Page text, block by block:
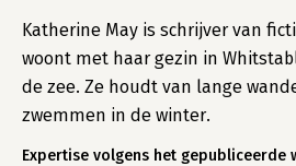
Katherine May is schrijver van
woont met haar gezin in
de zee. Ze houdt van lange
zwemmen in de winter.
Expertise volgens het gepubliceerde